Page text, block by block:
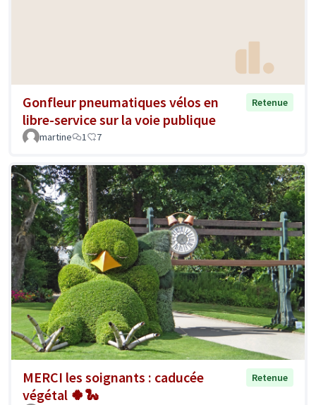
Gonfleur pneumatiques vélos en
libre-service sur la voie publique
Retenue
martine 1 7
MERCI les soignants : caducée
végétal 🍀🐍
Retenue